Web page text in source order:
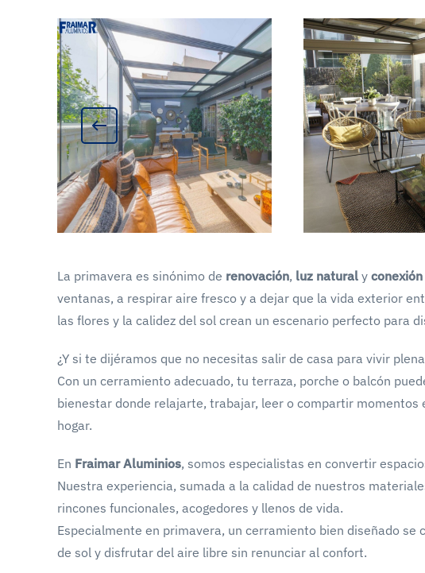
La primavera es sinónimo de renovación, luz natural y
ventanas, a respirar aire fresco y a dejar que la vida exterior
las flores y la calidez del sol crean un escenario perfecto para
¿Y si te dijéramos que no necesitas salir de casa para vivir
Con un cerramiento adecuado, tu terraza, porche o balcón
bienestar donde relajarte, trabajar, leer o compartir
hogar.
En Fraimar Aluminios, somos especialistas en convertir
Nuestra experiencia, sumada a la calidad de nuestros
rincones funcionales, acogedores y llenos de vida.
Especialmente en primavera, un cerramiento bien diseñado
de sol y disfrutar del aire libre sin renunciar al confort.